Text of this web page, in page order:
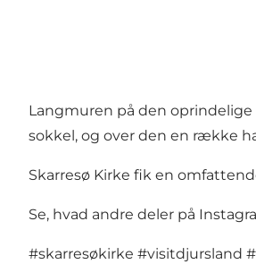
Langmuren på den
sokkel, og over den en række
Skarresø Kirke fik en
Se, hvad andre deler på
#skarresøkirke #visitdjursland